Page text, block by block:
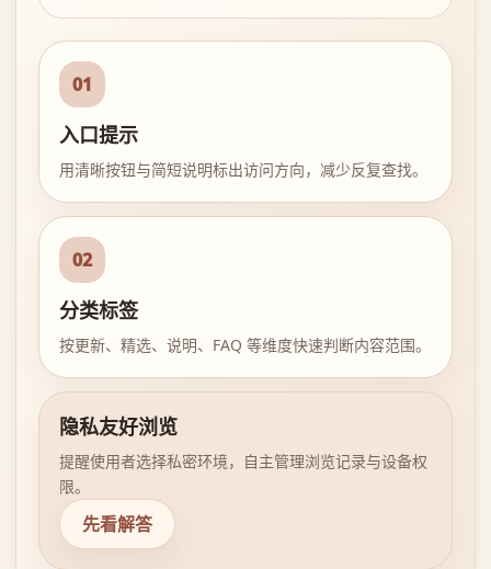
01
入口提示
用清晰按钮与简短说明标出访问方向，减少反复查找。
02
分类标签
按更新、精选、说明、FAQ 等维度快速判断内容范围。
隐私友好浏览
提醒使用者选择私密环境，自主管理浏览记录与设备权
限。
先看解答